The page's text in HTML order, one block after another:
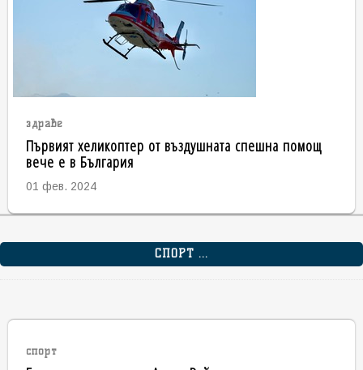
здраве
Първият хеликоптер от въздушната спешна помощ
вече е в България
01 фев. 2024
СПОРТ ...
спорт